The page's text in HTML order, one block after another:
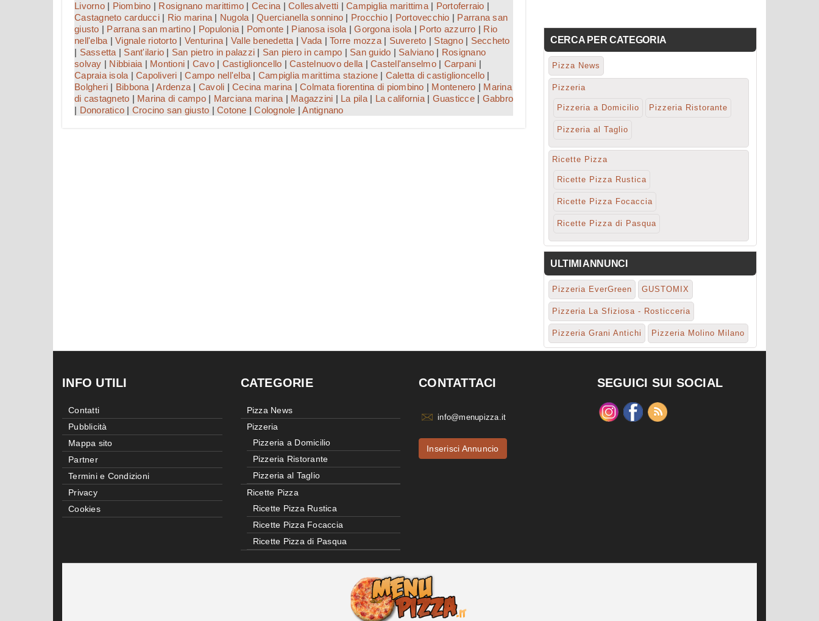
Livorno| Piombino | Rosignano marittimo | Cecina | Collesalvetti | Campiglia marittima| Portoferraio |
Castagneto carducci| Rio marina | Nugola | Quercianella sonnino | Procchio| Portovecchio | Parrana san
giusto | Parrana san martino | Populonia | Pomonte | Pianosa isola |Gorgona isola | Porto azzurro | Rio
nell'elba | Vignale riotorto | Venturina | Valle benedetta |Vada | Torre mozza| Suvereto | Stagno| Seccheto
| Sassetta | Sant'ilario | San pietro in palazzi | San piero in campo | San guido | Salviano | Rosignano
solvay | Nibbiaia | Montioni | Cavo| Castiglioncello | Castelnuovo della | Castell'anselmo| Carpani |
Capraia isola | Capoliveri |Campo nell'elba | Campiglia marittima stazione| Caletta di castiglioncello |
Bolgheri | Bibbona |Ardenza | Cavoli | Cecina marina | Colmata fiorentina di piombino | Montenero | Marina
di castagneto | Marina di campo| Marciana marina | Magazzini | La pila| La california| Guasticce| Gabbro
| Donoratico | Crocino san giusto | Cotone |Colognole |Antignano
CERCA PER CATEGORIA
Pizza News
Pizzeria
Pizzeria a Domicilio Pizzeria Ristorante
Pizzeria al Taglio
Ricette Pizza
Ricette Pizza Rustica
Ricette Pizza Focaccia
Ricette Pizza di Pasqua
ULTIMI ANNUNCI
Pizzeria EverGreen GUSTOMIX
Pizzeria La Sfiziosa - Rosticceria
Pizzeria Grani Antichi Pizzeria Molino Milano
INFO UTILI
Contatti
Pubblicità
Mappa sito
Partner
Termini e Condizioni
Privacy
Cookies
CATEGORIE
Pizza News
Pizzeria
Pizzeria a Domicilio
Pizzeria Ristorante
Pizzeria al Taglio
Ricette Pizza
Ricette Pizza Rustica
Ricette Pizza Focaccia
Ricette Pizza di Pasqua
CONTATTACI
info@menupizza.it
Inserisci Annuncio
SEGUICI SUI SOCIAL